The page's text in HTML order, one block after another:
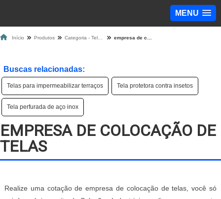
MENU
Início Produtos
Buscas relacionadas:
Telas para impermeabilizar terraços Tela protetora contra insetos
Tela perfurada de aço inox
EMPRESA DE COLOCAÇÃO DE
TELAS
Realize uma cotação de empresa de colocação de telas, você só